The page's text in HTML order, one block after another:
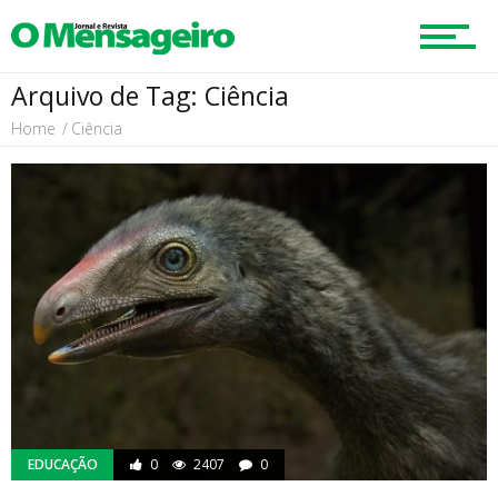
Mobilidade
Esportes
Cultura
Arquivo de Tag: Ciência
Home Ciência
EDUCAÇÃO 0 2407 0